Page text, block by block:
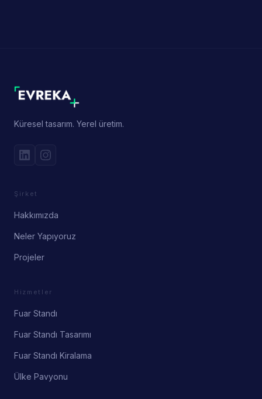
Küresel tasarım. Yerel üretim.
Şirket
Hakkımızda
Neler Yapıyoruz
Projeler
Hizmetler
Fuar Standı
Fuar Standı Tasarımı
Fuar Standı Kiralama
Ülke Pavyonu